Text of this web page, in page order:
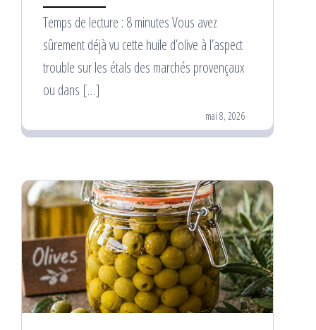
Temps de lecture : 8 minutes Vous avez
sûrement déjà vu cette huile d’olive à l’aspect
trouble sur les étals des marchés provençaux
ou dans […]
mai 8, 2026